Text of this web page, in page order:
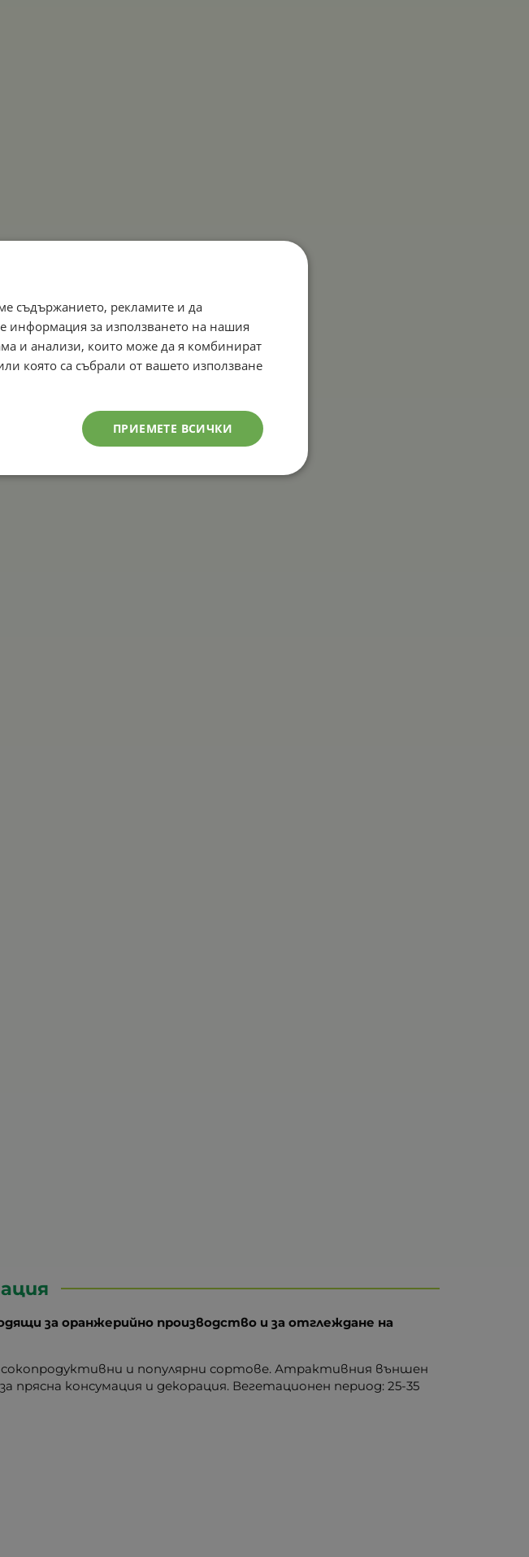
за оранжерийно производство и за отглеждане на
и популярни сортове. Атрактивния външен
консумация и декорация. Вегетационен период: 25-35
съдържанието, рекламите и да
информация за използването на нашия
и анализи, които може да я комбинират
която са събрали от вашето използване
ПРИЕМЕТЕ ВСИЧКИ